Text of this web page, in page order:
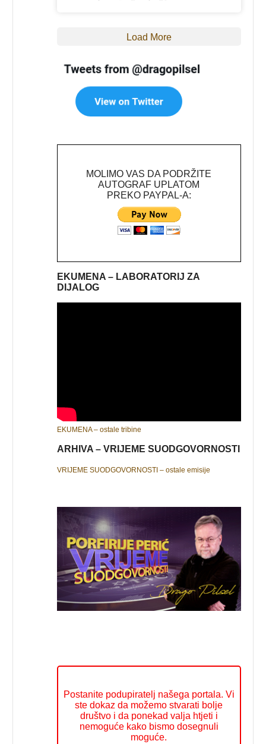
Load More
MOLIMO VAS DA PODRŽITE
AUTOGRAF UPLATOM
PREKO PAYPAL-A:
EKUMENA – LABORATORIJ ZA
DIJALOG
EKUMENA – ostale tribine
ARHIVA – VRIJEME SUODGOVORNOSTI
VRIJEME SUODGOVORNOSTI – ostale emisije
Postanite podupiratelj našega portala. Vi
ste dokaz da možemo stvarati bolje
društvo i da ponekad valja htjeti i
nemoguće kako bismo dosegnuli
moguće.